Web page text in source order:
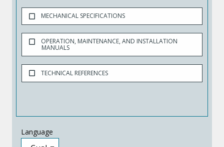
MECHANICAL SPECIFICATIONS
OPERATION, MAINTENANCE, AND INSTALLATION
MANUALS
TECHNICAL REFERENCES
Language